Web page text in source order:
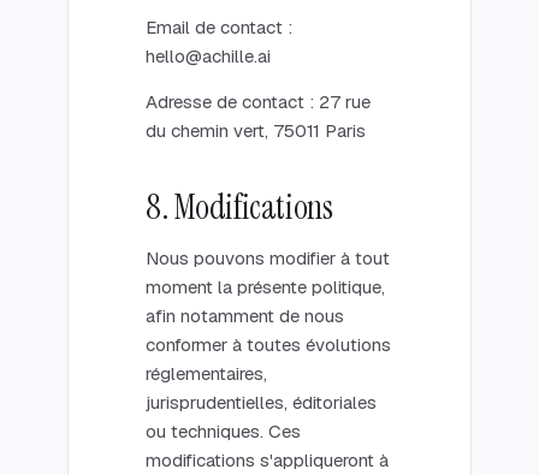
Email de contact :
hello@achille.ai
Adresse de contact : 27 rue
du chemin vert, 75011 Paris
8. Modifications
Nous pouvons modifier à tout
moment la présente politique,
afin notamment de nous
conformer à toutes évolutions
réglementaires,
jurisprudentielles, éditoriales
ou techniques. Ces
modifications s'appliqueront à